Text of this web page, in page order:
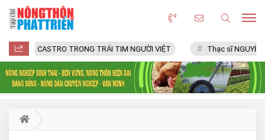
FIDEL CASTRO TRONG TRÁI TIM NGƯỜI VIỆT Thạc sĩ NGUYỄN